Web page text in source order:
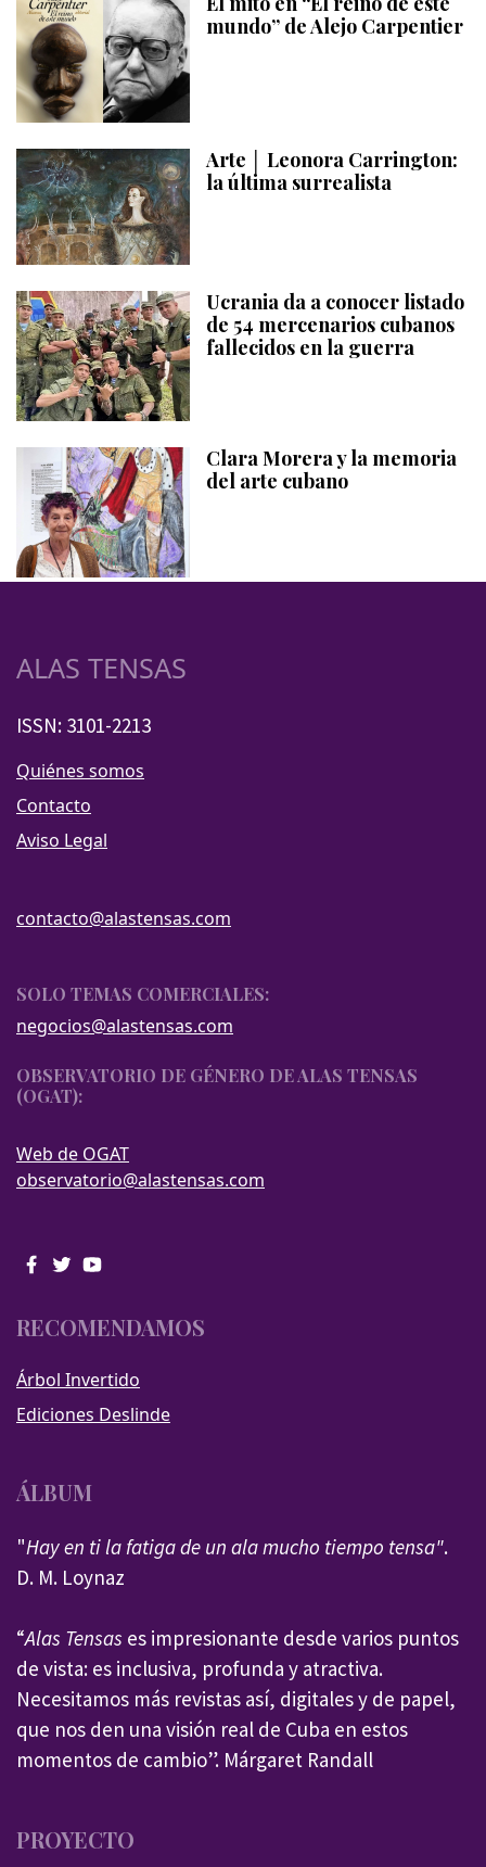
mundo” de Alejo Carpentier
Arte │ Leonora Carrington:
la última surrealista
Ucrania da a conocer listado
de 54 mercenarios cubanos
fallecidos en la guerra
Clara Morera y la memoria
del arte cubano
ALAS TENSAS
ISSN: 3101-2213
Quiénes somos
Contacto
Aviso Legal
contacto@alastensas.com
SOLO TEMAS COMERCIALES:
negocios@alastensas.com
OBSERVATORIO DE GÉNERO DE ALAS TENSAS
(OGAT):
Web de OGAT
observatorio@alastensas.com
RECOMENDAMOS
Árbol Invertido
Ediciones Deslinde
ÁLBUM
"Hay en ti la fatiga de un ala mucho tiempo tensa".
D. M. Loynaz
“Alas Tensas es impresionante desde varios puntos
de vista: es inclusiva, profunda y atractiva.
Necesitamos más revistas así, digitales y de papel,
que nos den una visión real de Cuba en estos
momentos de cambio”. Márgaret Randall
PROYECTO